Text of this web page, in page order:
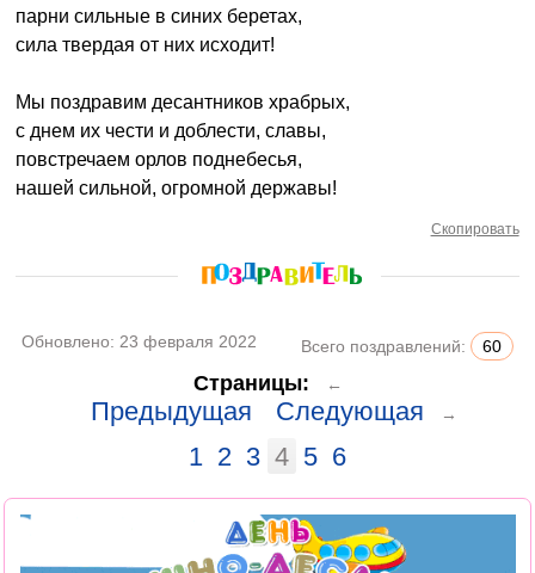
парни сильные в синих беретах,
сила твердая от них исходит!
Мы поздравим десантников храбрых,
с днем их чести и доблести, славы,
повстречаем орлов поднебесья,
нашей сильной, огромной державы!
Скопировать
Обновлено: 23 февраля 2022 Всего поздравлений: 60
Страницы: ←
Предыдущая Следующая →
1 2 3 4 5 6